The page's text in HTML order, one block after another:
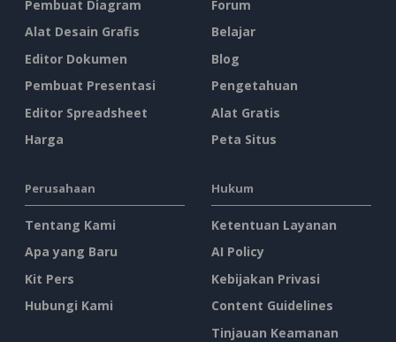
Pembuat Diagram
Alat Desain Grafis
Editor Dokumen
Pembuat Presentasi
Editor Spreadsheet
Harga
Forum
Belajar
Blog
Pengetahuan
Alat Gratis
Peta Situs
Perusahaan
Tentang Kami
Apa yang Baru
Kit Pers
Hubungi Kami
Hukum
Ketentuan Layanan
AI Policy
Kebijakan Privasi
Content Guidelines
Tinjauan Keamanan